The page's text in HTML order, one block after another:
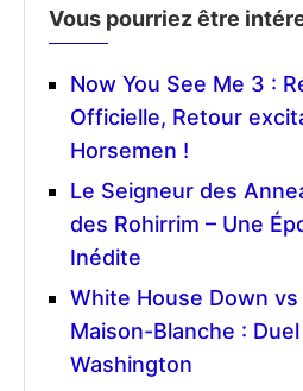
Vous pourriez être
Now You See Me 3 :
Officielle, Retour
Horsemen !
Le Seigneur des
des Rohirrim – Une
Inédite
White House Down vs
Maison-Blanche :
Washington